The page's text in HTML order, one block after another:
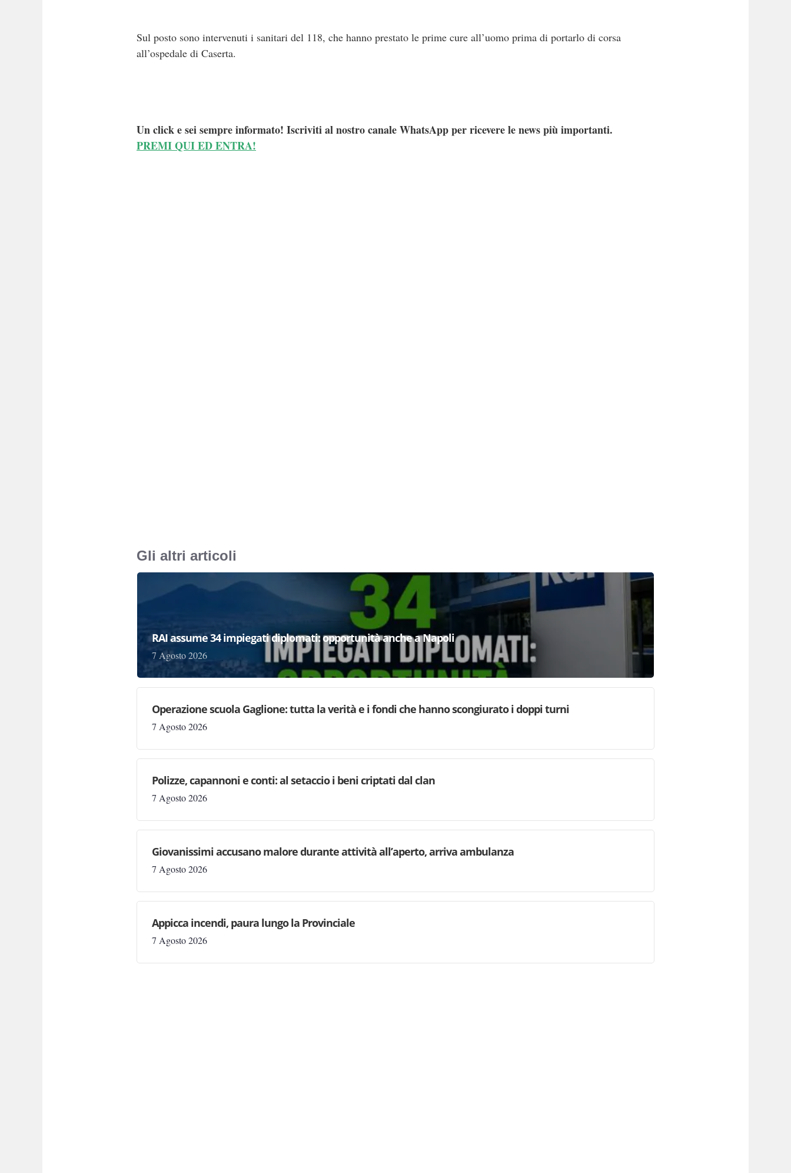
Sul posto sono intervenuti i sanitari del 118, che hanno prestato le prime cure all’uomo prima di portarlo di corsa
all’ospedale di Caserta.
Un click e sei sempre informato! Iscriviti al nostro canale WhatsApp per ricevere le news più importanti.
PREMI QUI ED ENTRA!
Gli altri articoli
RAI assume 34 impiegati diplomati: opportunità anche a Napoli
7 Agosto 2026
Operazione scuola Gaglione: tutta la verità e i fondi che hanno scongiurato i doppi turni
7 Agosto 2026
Polizze, capannoni e conti: al setaccio i beni criptati dal clan
7 Agosto 2026
Giovanissimi accusano malore durante attività all’aperto, arriva ambulanza
7 Agosto 2026
Appicca incendi, paura lungo la Provinciale
7 Agosto 2026